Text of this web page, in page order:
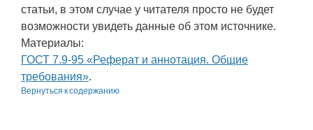
статьи, в этом случае у читателя просто не будет
возможности увидеть данные об этом источнике.
Материалы:
ГОСТ 7.9-95 «Реферат и аннотация. Общие
требования».
Вернуться к содержанию